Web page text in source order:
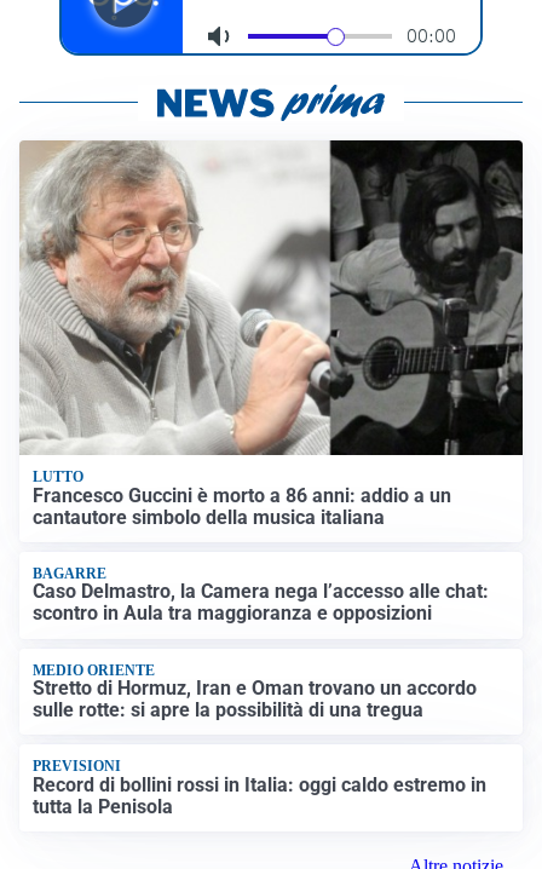
LUTTO
Francesco Guccini è morto a 86 anni: addio a un
cantautore simbolo della musica italiana
BAGARRE
Caso Delmastro, la Camera nega l’accesso alle chat:
scontro in Aula tra maggioranza e opposizioni
MEDIO ORIENTE
Stretto di Hormuz, Iran e Oman trovano un accordo
sulle rotte: si apre la possibilità di una tregua
PREVISIONI
Record di bollini rossi in Italia: oggi caldo estremo in
tutta la Penisola